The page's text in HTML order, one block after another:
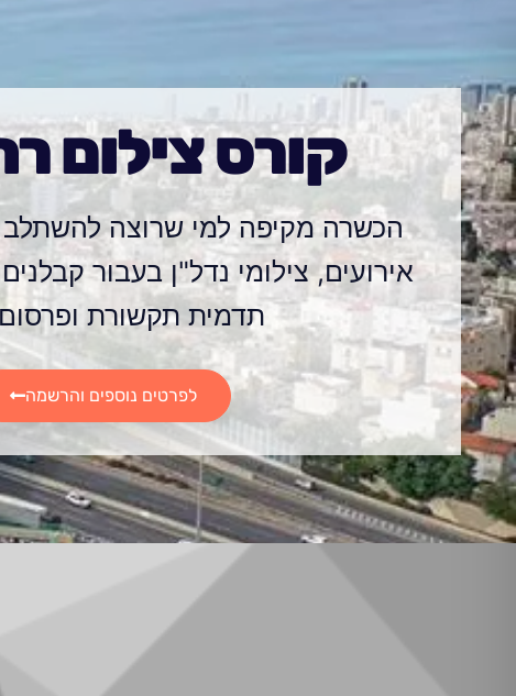
קורס צילום
הכשרה מקיפה למי שרוצה
אירועים, צילומי נדל"ן בעבור
תדמית תקשורת
לפרטים נוספים והרשמה